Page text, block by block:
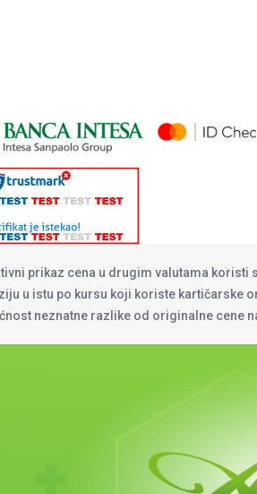
prikaz cena u drugim valutama
u istu po kursu koji koriste kartičarske
neznatne razlike od originalne cene